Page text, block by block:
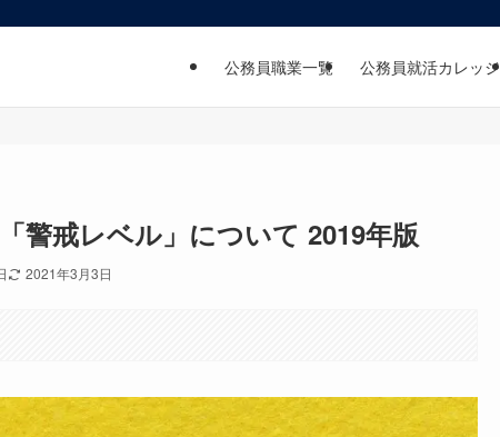
公務員職業一覧 公務員就活カレッジ
警戒レベル」について 2019年版
2021年3月3日